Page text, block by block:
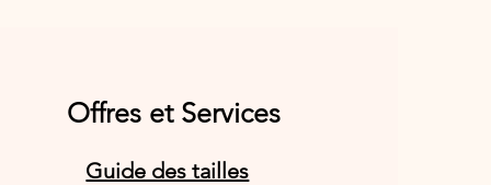
Offres et Services
Guide des tailles